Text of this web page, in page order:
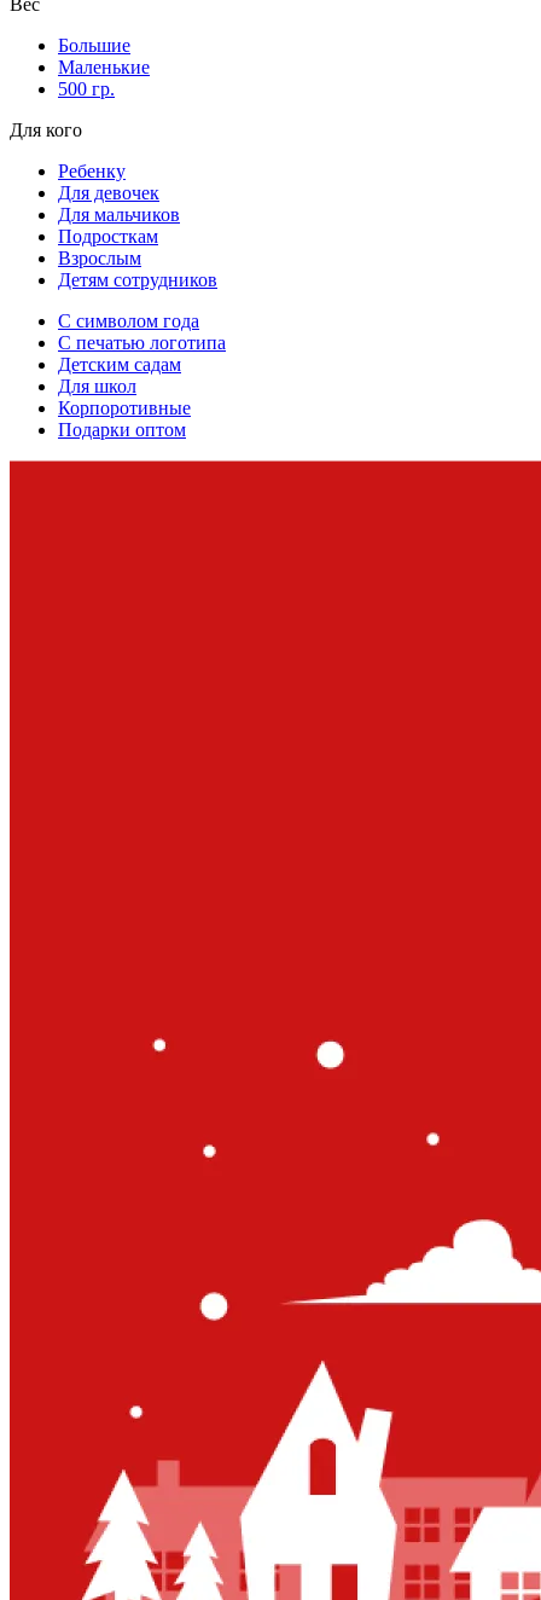
Большие
Маленькие
500 гр.
Для кого
Ребенку
Для девочек
Для мальчиков
Подросткам
Взрослым
Детям сотрудников
С символом года
С печатью логотипа
Детским садам
Для школ
Корпоротивные
Подарки оптом